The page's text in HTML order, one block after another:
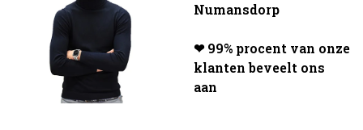
Numansdorp
❤ 99% procent van onze
klanten beveelt ons
aan